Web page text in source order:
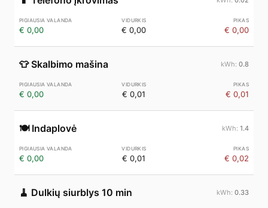
€ 0,00 € 0,00 € 0,00
👕 Skalbimo mašina 0.8
€ 0,00 € 0,01 € 0,01
🍽️ Indaplovė 1.4
€ 0,00 € 0,01 € 0,02
🧹 Dulkių siurblys 10 min 0.33